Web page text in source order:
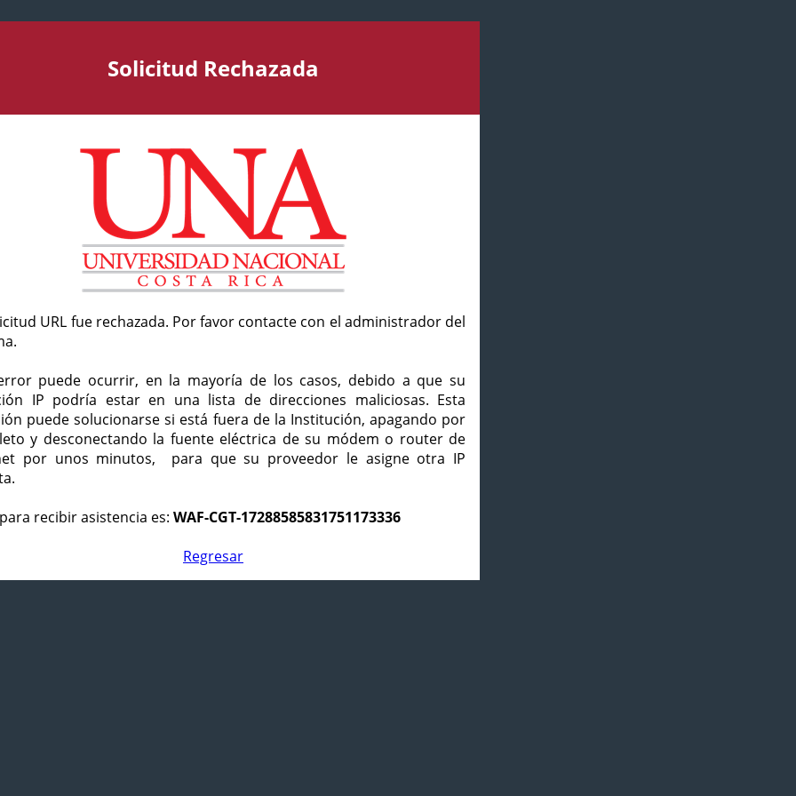
Solicitud Rechazada
URL fue rechazada. Por favor contacte con el administrador del
puede ocurrir, en la mayoría de los casos, debido a que su
IP podría estar en una lista de direcciones maliciosas. Esta
puede solucionarse si está fuera de la Institución, apagando por
y desconectando la fuente eléctrica de su módem o router de
por unos minutos, para que su proveedor le asigne otra IP
recibir asistencia es: WAF-CGT-17288585831751173336
Regresar